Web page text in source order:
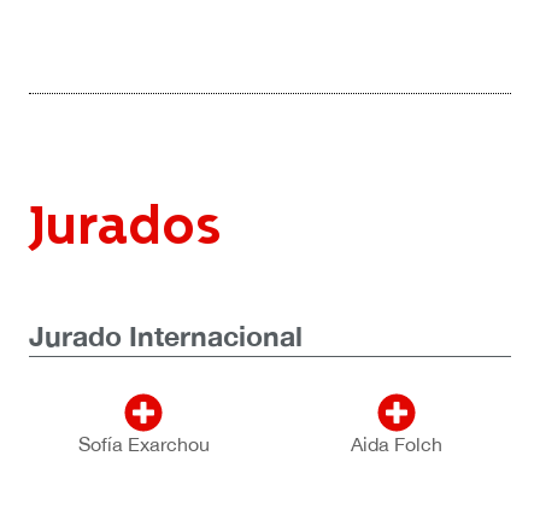
Jurados
Jurado Internacional
Sofía Exarchou Aida Folch